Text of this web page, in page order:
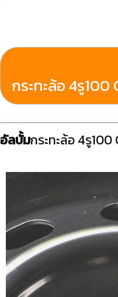
กระทะล้อ 4รู
อัลบั้มกระทะล้อ 4รู